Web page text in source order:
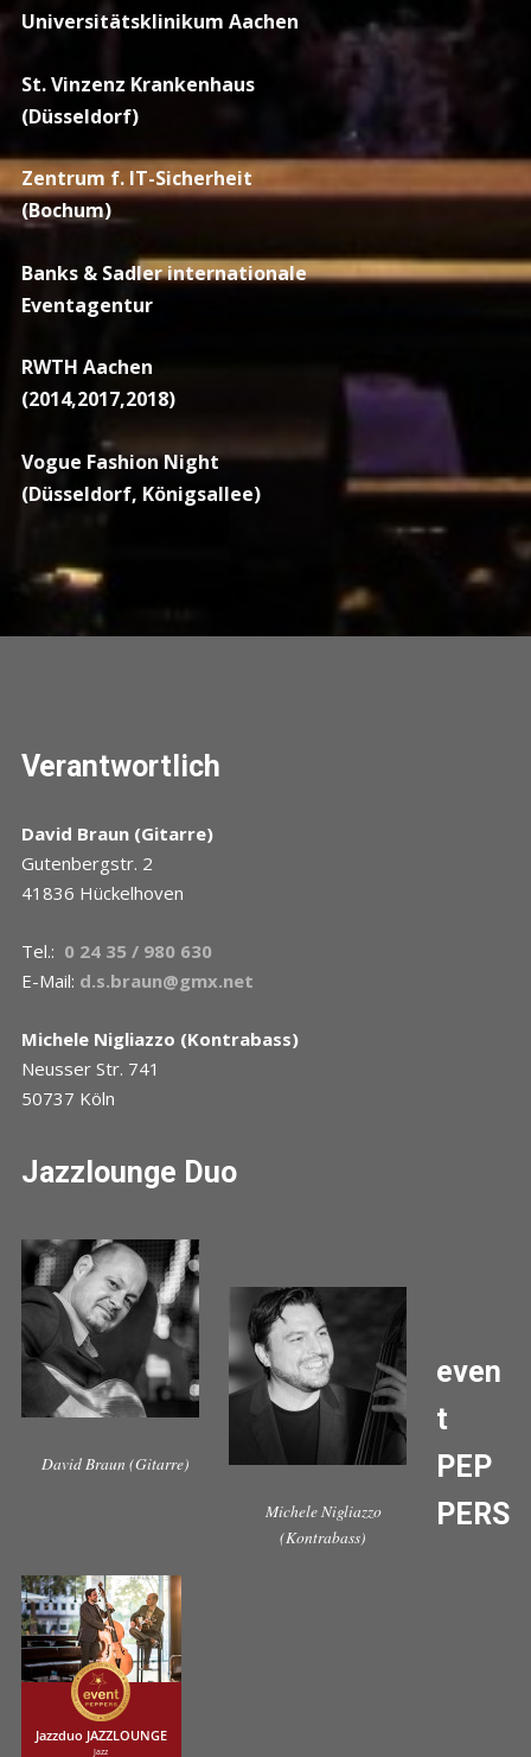
Universitätsklinikum Aachen
St. Vinzenz Krankenhaus
(Düsseldorf)
Zentrum f. IT-Sicherheit
(Bochum)
Banks & Sadler internationale
Eventagentur
RWTH Aachen
(2014,2017,2018)
Vogue Fashion Night
(Düsseldorf, Königsallee)
Verantwortlich
David Braun (Gitarre)
Gutenbergstr. 2
41836 Hückelhoven
Tel.: 0 24 35 / 980 630
E-Mail: d.s.braun@gmx.net
Michele Nigliazzo (Kontrabass)
Neusser Str. 741
50737 Köln
Jazzlounge Duo
David Braun (Gitarre)
Michele Nigliazzo
(Kontrabass)
even
t
PEP
PERS